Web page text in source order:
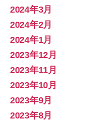
2024年3月
2024年2月
2024年1月
2023年12月
2023年11月
2023年10月
2023年9月
2023年8月